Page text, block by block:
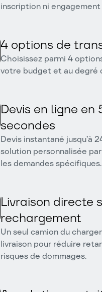
inscription ni
4 options de
Choisissez parmi 4
votre budget et au degré
Devis en ligne en
secondes
Devis instantané jusqu’à
solution personnalisée
les demandes spécifiques.
Livraison directe
rechargement
Un seul camion du
livraison pour réduire
risques de dommages.